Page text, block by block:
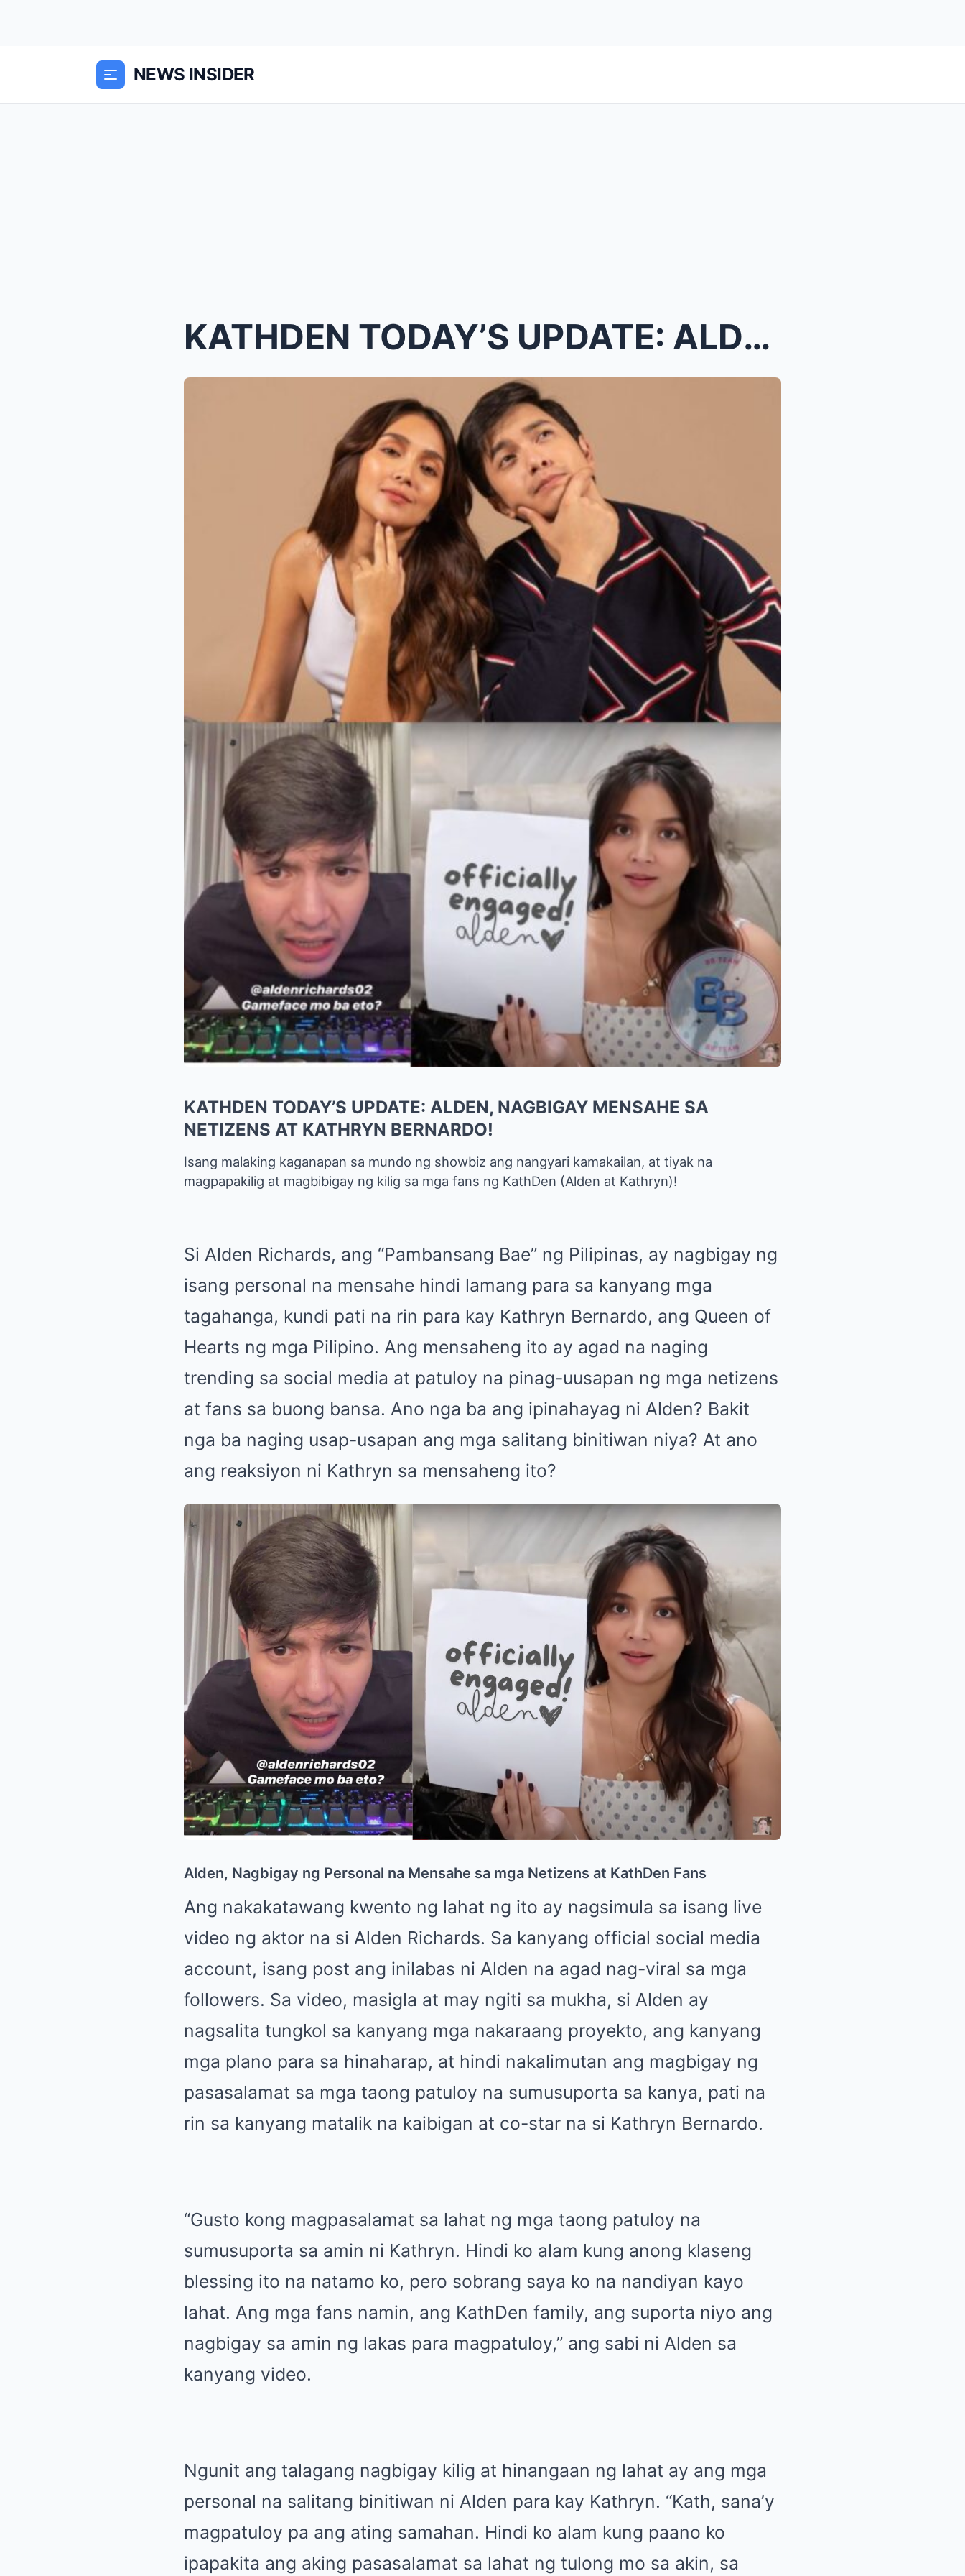
NEWS INSIDER
KATHDEN TODAY’S UPDATE: ALDEN, NAGBIGAY MENSAHE SA...
KATHDEN TODAY’S UPDATE: ALDEN, NAGBIGAY MENSAHE SA
NETIZENS AT KATHRYN BERNARDO!
Isang malaking kaganapan sa mundo ng showbiz ang nangyari kamakailan, at tiyak na
magpapakilig at magbibigay ng kilig sa mga fans ng KathDen (Alden at Kathryn)!
Si Alden Richards, ang “Pambansang Bae” ng Pilipinas, ay nagbigay ng
isang personal na mensahe hindi lamang para sa kanyang mga
tagahanga, kundi pati na rin para kay Kathryn Bernardo, ang Queen of
Hearts ng mga Pilipino. Ang mensaheng ito ay agad na naging
trending sa social media at patuloy na pinag-uusapan ng mga netizens
at fans sa buong bansa. Ano nga ba ang ipinahayag ni Alden? Bakit
nga ba naging usap-usapan ang mga salitang binitiwan niya? At ano
ang reaksiyon ni Kathryn sa mensaheng ito?
Alden, Nagbigay ng Personal na Mensahe sa mga Netizens at KathDen Fans
Ang nakakatawang kwento ng lahat ng ito ay nagsimula sa isang live
video ng aktor na si Alden Richards. Sa kanyang official social media
account, isang post ang inilabas ni Alden na agad nag-viral sa mga
followers. Sa video, masigla at may ngiti sa mukha, si Alden ay
nagsalita tungkol sa kanyang mga nakaraang proyekto, ang kanyang
mga plano para sa hinaharap, at hindi nakalimutan ang magbigay ng
pasasalamat sa mga taong patuloy na sumusuporta sa kanya, pati na
rin sa kanyang matalik na kaibigan at co-star na si Kathryn Bernardo.
“Gusto kong magpasalamat sa lahat ng mga taong patuloy na
sumusuporta sa amin ni Kathryn. Hindi ko alam kung anong klaseng
blessing ito na natamo ko, pero sobrang saya ko na nandiyan kayo
lahat. Ang mga fans namin, ang KathDen family, ang suporta niyo ang
nagbigay sa amin ng lakas para magpatuloy,” ang sabi ni Alden sa
kanyang video.
Ngunit ang talagang nagbigay kilig at hinangaan ng lahat ay ang mga
personal na salitang binitiwan ni Alden para kay Kathryn. “Kath, sana’y
magpatuloy pa ang ating samahan. Hindi ko alam kung paano ko
ipapakita ang aking pasasalamat sa lahat ng tulong mo sa akin, sa